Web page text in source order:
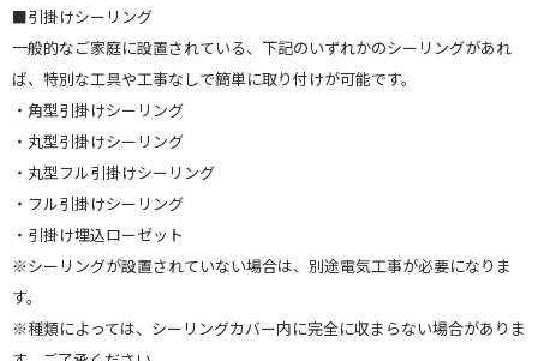
■引掛けシーリング
一般的なご家庭に設置されている、下記のいずれかのシーリングがあれ
ば、特別な工具や工事なしで簡単に取り付けが可能です。
・角型引掛けシーリング
・丸型引掛けシーリング
・丸型フル引掛けシーリング
・フル引掛けシーリング
・引掛け埋込ローゼット
※シーリングが設置されていない場合は、別途電気工事が必要になりま
す。
※種類によっては、シーリングカバー内に完全に収まらない場合がありま